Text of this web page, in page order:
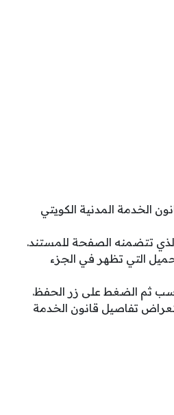
الخدمة المدنية الكويتي
تتضمنه الصفحة للمستند.
التي تظهر في الجزء
ثم الضغط على زر الحفظ.
تفاصيل قانون الخدمة